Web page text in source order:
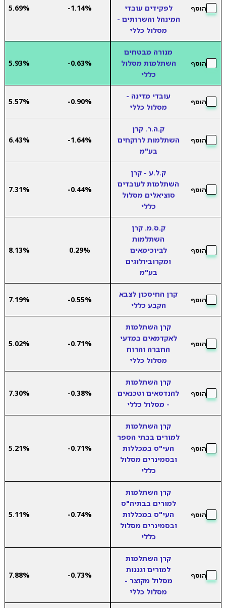
הוסף
לפקידים עובדי
המינהל והשרותים -
מסלול כללי
-1.14%
5.69%
הוסף
מנורה מבטחים
השתלמות מסלול
כללי
-0.63%
5.93%
הוסף
עובדי מדינה -
מסלול כללי
-0.90%
5.57%
הוסף
ק.ה.ר. קרן
השתלמות לרוקחים
בע"מ
-1.64%
6.43%
הוסף
ק.ל.ע - קרן
השתלמות לעובדים
סוציאלים מסלול
כללי
-0.44%
7.31%
הוסף
ק.ס.מ. קרן
השתלמות
לביוכימאים
ומקרוביולוגים
בע"מ
0.29%
8.13%
הוסף
קרן החיסכון לצבא
הקבע כללי
-0.55%
7.19%
הוסף
קרן השתלמות
לאקדמאים במדעי
החברה והרוח
מסלול כללי
-0.71%
5.02%
הוסף
קרן השתלמות
להנדסאים וטכנאים
- מסלול כללי
-0.38%
7.30%
הוסף
קרן השתלמות
למורים בבתי הספר
העי"ס במכללות
ובסמינרים מסלול
כללי
-0.71%
5.21%
הוסף
קרן השתלמות
למורים בבתיה"ס
העי"ס במכללות
ובסמינרים מסלול
כללי
-0.74%
5.11%
הוסף
קרן השתלמות
למורים וגננות
מסלול מקוצר -
מסלול כללי
-0.73%
7.88%